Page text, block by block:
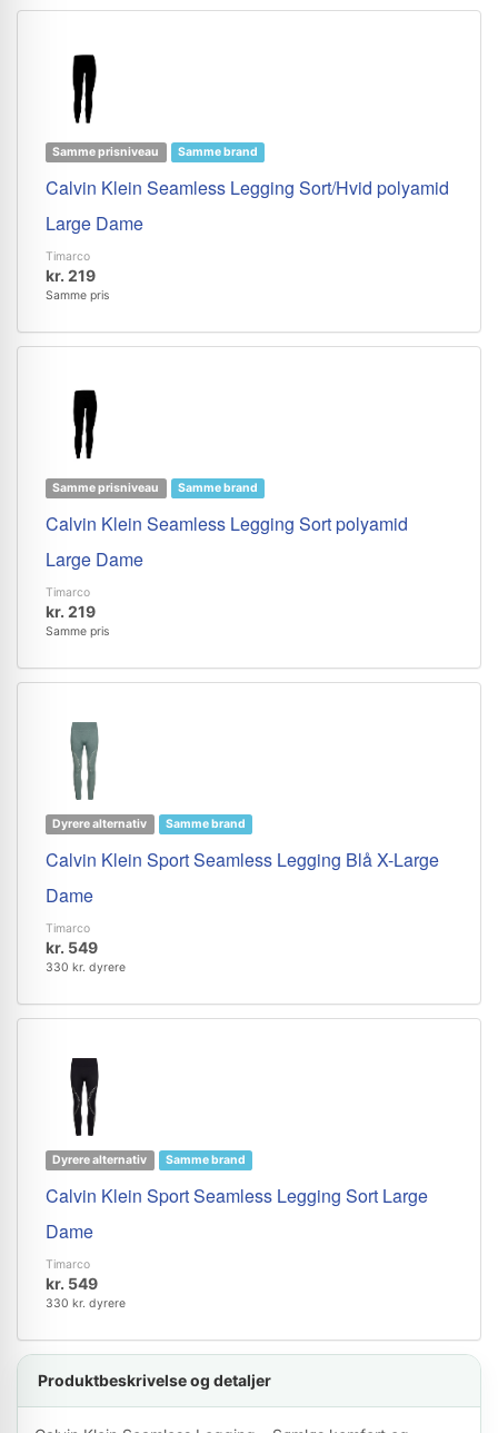
Samme prisniveau Samme brand
Calvin Klein Seamless Legging Sort/Hvid polyamid
Large Dame
Timarco
kr. 219
Samme pris
Samme prisniveau Samme brand
Calvin Klein Seamless Legging Sort polyamid
Large Dame
Timarco
kr. 219
Samme pris
Dyrere alternativ Samme brand
Calvin Klein Sport Seamless Legging Blå X-Large
Dame
Timarco
kr. 549
330 kr. dyrere
Dyrere alternativ Samme brand
Calvin Klein Sport Seamless Legging Sort Large
Dame
Timarco
kr. 549
330 kr. dyrere
Produktbeskrivelse og detaljer